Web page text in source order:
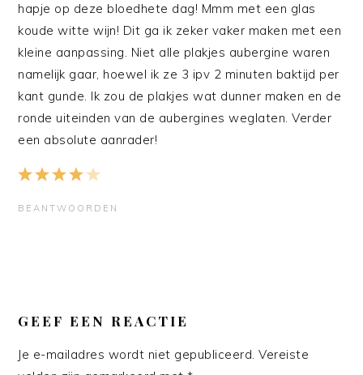
hapje op deze bloedhete dag! Mmm met een glas
koude witte wijn! Dit ga ik zeker vaker maken met een
kleine aanpassing. Niet alle plakjes aubergine waren
namelijk gaar, hoewel ik ze 3 ipv 2 minuten baktijd per
kant gunde. Ik zou de plakjes wat dunner maken en de
ronde uiteinden van de aubergines weglaten. Verder
een absolute aanrader!
BEANTWOORDEN
GEEF EEN REACTIE
Je e-mailadres wordt niet gepubliceerd. Vereiste